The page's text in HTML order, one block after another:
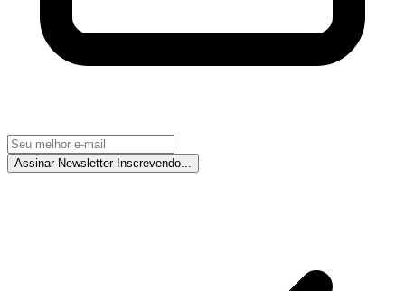
Assinar Newsletter Inscrevendo...